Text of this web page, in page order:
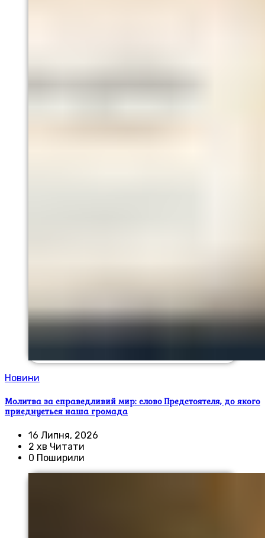
Новини
Молитва за справедливий мир: слово Предстоятеля, до якого
приєднується наша громада
16 Липня, 2026
2 хв Читати
0 Поширили